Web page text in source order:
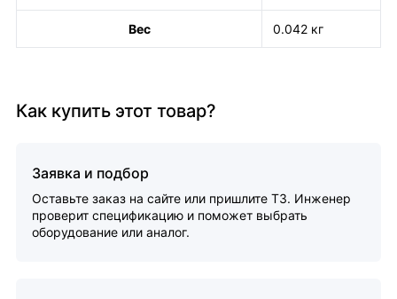
Вес 0.042 кг
Как купить этот товар?
Заявка и подбор
Оставьте заказ на сайте или пришлите ТЗ. Инженер
проверит спецификацию и поможет выбрать
оборудование или аналог.